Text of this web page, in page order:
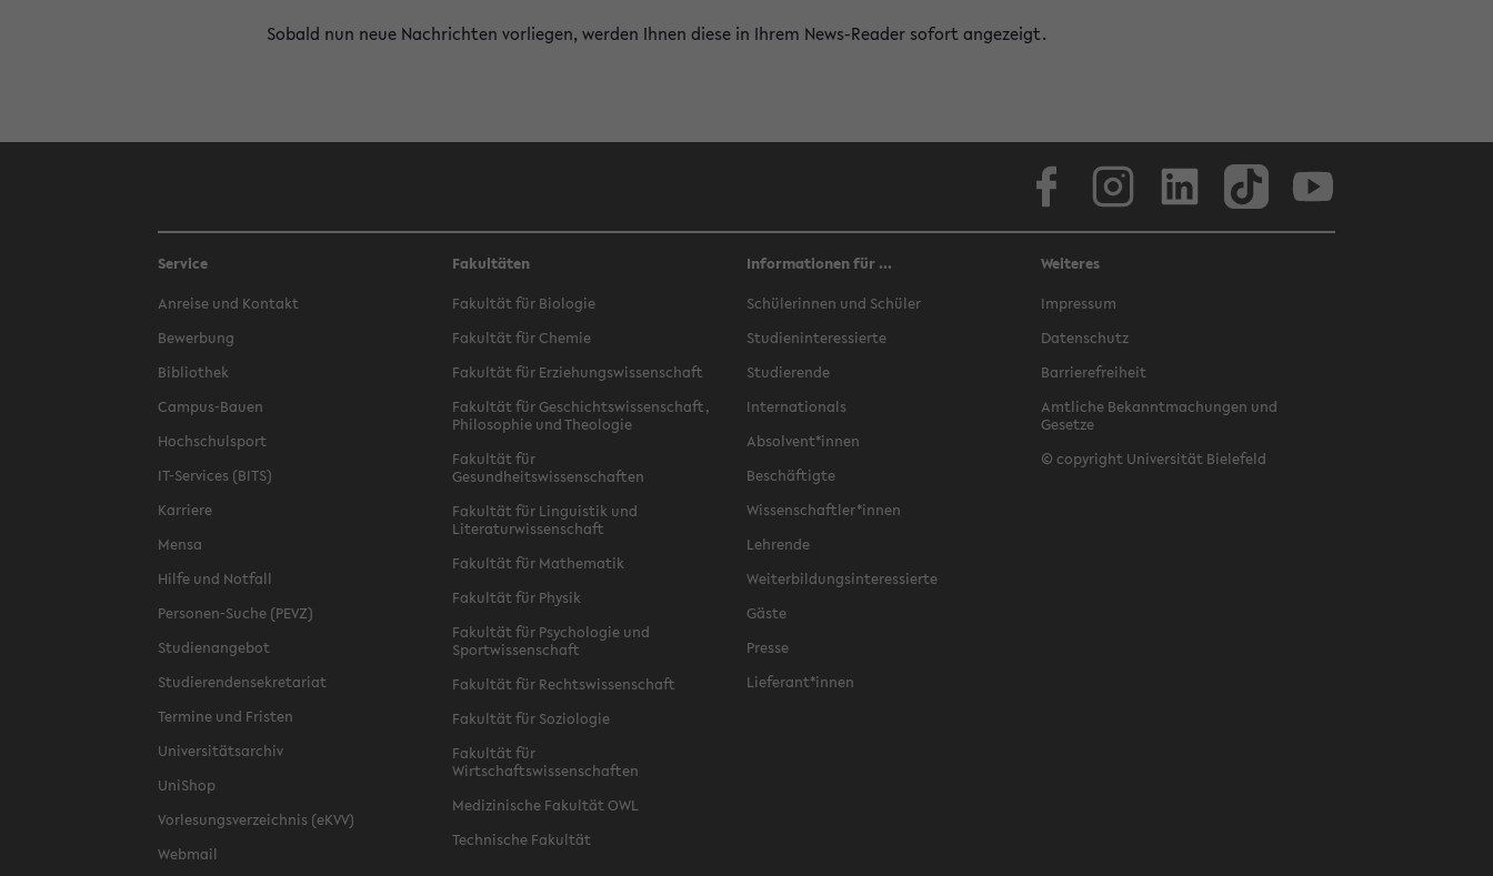
Sobald nun neue Nachrichten vorliegen, werden Ihnen diese in Ihrem News-Reader sofort angezeigt.
Service
Anreise und Kontakt
Bewerbung
Bibliothek
Campus-Bauen
Hochschulsport
IT-Services (BITS)
Karriere
Mensa
Hilfe und Notfall
Personen-Suche (PEVZ)
Studienangebot
Studierendensekretariat
Termine und Fristen
Universitätsarchiv
UniShop
Vorlesungsverzeichnis (eKVV)
Webmail
Fakultäten
Fakultät für Biologie
Fakultät für Chemie
Fakultät für Erziehungswissenschaft
Fakultät für Geschichtswissenschaft,
Philosophie und Theologie
Fakultät für
Gesundheitswissenschaften
Fakultät für Linguistik und
Literaturwissenschaft
Fakultät für Mathematik
Fakultät für Physik
Fakultät für Psychologie und
Sportwissenschaft
Fakultät für Rechtswissenschaft
Fakultät für Soziologie
Fakultät für
Wirtschaftswissenschaften
Medizinische Fakultät OWL
Technische Fakultät
Informationen für ...
Schülerinnen und Schüler
Studieninteressierte
Studierende
Internationals
Absolvent*innen
Beschäftigte
Wissenschaftler*innen
Lehrende
Weiterbildungsinteressierte
Gäste
Presse
Lieferant*innen
Weiteres
Impressum
Datenschutz
Barrierefreiheit
Amtliche Bekanntmachungen und
Gesetze
© copyright Universität Bielefeld